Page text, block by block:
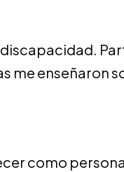
me enseñaron
como